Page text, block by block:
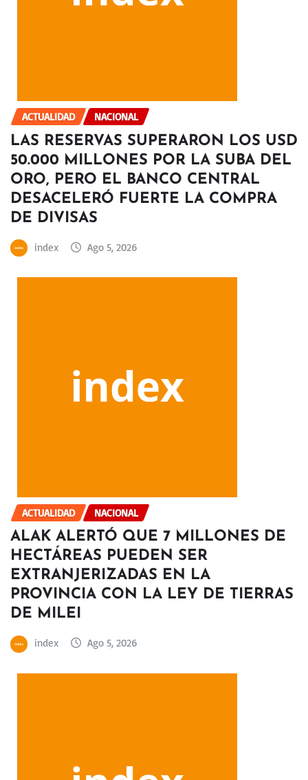
ACTUALIDAD NACIONAL
LAS RESERVAS SUPERARON LOS USD
50.000 MILLONES POR LA SUBA DEL
ORO, PERO EL BANCO CENTRAL
DESACELERÓ FUERTE LA COMPRA
DE DIVISAS
index Ago 5, 2026
ACTUALIDAD NACIONAL
ALAK ALERTÓ QUE 7 MILLONES DE
HECTÁREAS PUEDEN SER
EXTRANJERIZADAS EN LA
PROVINCIA CON LA LEY DE TIERRAS
DE MILEI
index Ago 5, 2026